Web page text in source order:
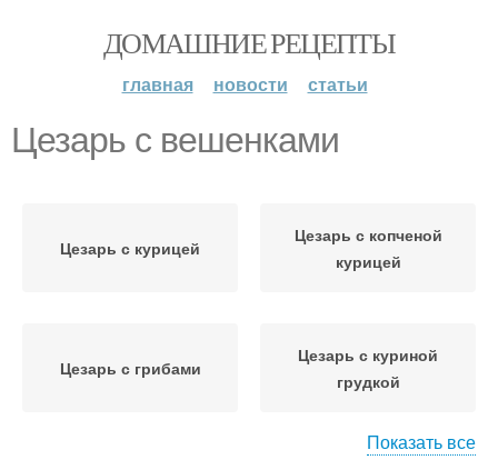
ДОМАШНИЕ РЕЦЕПТЫ
главная новости статьи
Цезарь с вешенками
Цезарь с курицей
Цезарь с копченой
курицей
Цезарь с грибами
Цезарь с куриной
грудкой
Показать все